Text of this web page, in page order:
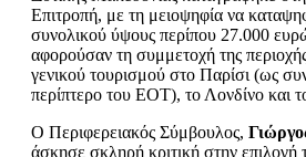
Επιτροπή, με τη μειοψηφία να
συνολικού ύψους περίπου 27.000
αφορούσαν τη συμμετοχή της περιοχής
γενικού τουρισμού στο Παρίσι (ως
περίπτερο του ΕΟΤ), το Λονδίνο και το
Ο Περιφερειακός Σύμβουλος,
άσκησε σκληρή κριτική στην